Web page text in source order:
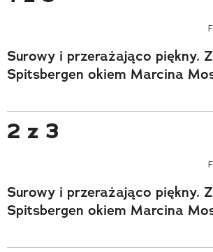
Surowy i przerażająco piękny.
Spitsbergen okiem Marcina
2 z 3
Surowy i przerażająco piękny.
Spitsbergen okiem Marcina